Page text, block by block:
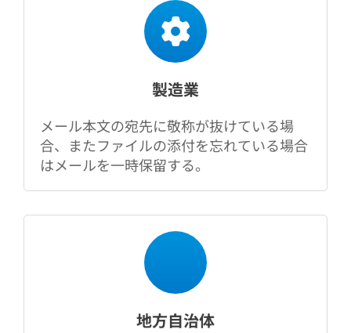
製造業
メール本文の宛先に敬称が抜けている場
合、またファイルの添付を忘れている場合
はメールを一時保留する。
地方自治体